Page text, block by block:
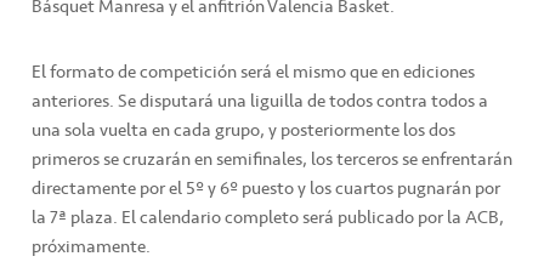
Elformatode competiciónserá el mismo que en ediciones
anteriores. Se disputará una liguilla de todos contra todos a
una sola vuelta en cada grupo, y posteriormente losdos
primeros se cruzarán en semifinales, los terceros se enfrentarán
directamente por el 5º y 6ºpuesto y los cuartos pugnarán por
la 7ª plaza. El calendariocompletoserá publicado por la ACB,
próximamente.